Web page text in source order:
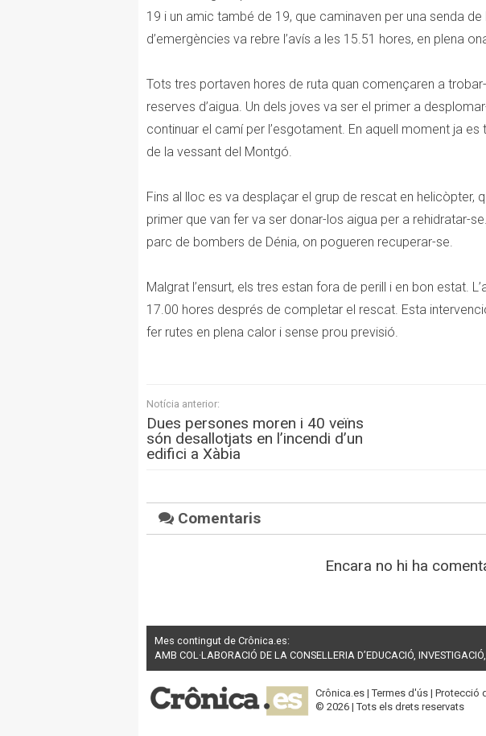
19 i un amic també de 19, que caminaven per una senda
d’emergències va rebre l’avís a les 15.51 hores, en plena
Tots tres portaven hores de ruta quan començaren a
reserves d’aigua. Un dels joves va ser el primer a
continuar el camí per l’esgotament. En aquell moment ja
de la vessant del Montgó.
Fins al lloc es va desplaçar el grup de rescat en helicòpter,
primer que van fer va ser donar-los aigua per a rehidratar-
parc de bombers de Dénia, on pogueren recuperar-se.
Malgrat l’ensurt, els tres estan fora de perill i en bon estat.
17.00 hores després de completar el rescat. Esta
fer rutes en plena calor i sense prou previsió.
Notícia anterior:
Dues persones moren i 40 veïns
són desallotjats en l’incendi d’un
edifici a Xàbia
Comentaris
Encara no hi ha
Mes contingut de Crônica.es:
AMB COL·LABORACIÓ DE LA CONSELLERIA D’EDUCACIÓ,
Crônica.es |Termes d'ús | Protecció
© 2026 | Tots els drets reservats